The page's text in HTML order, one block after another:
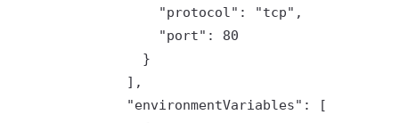
                  "protocol": "tcp",
                  "port": 80
                }
              ],
              "environmentVariables": [